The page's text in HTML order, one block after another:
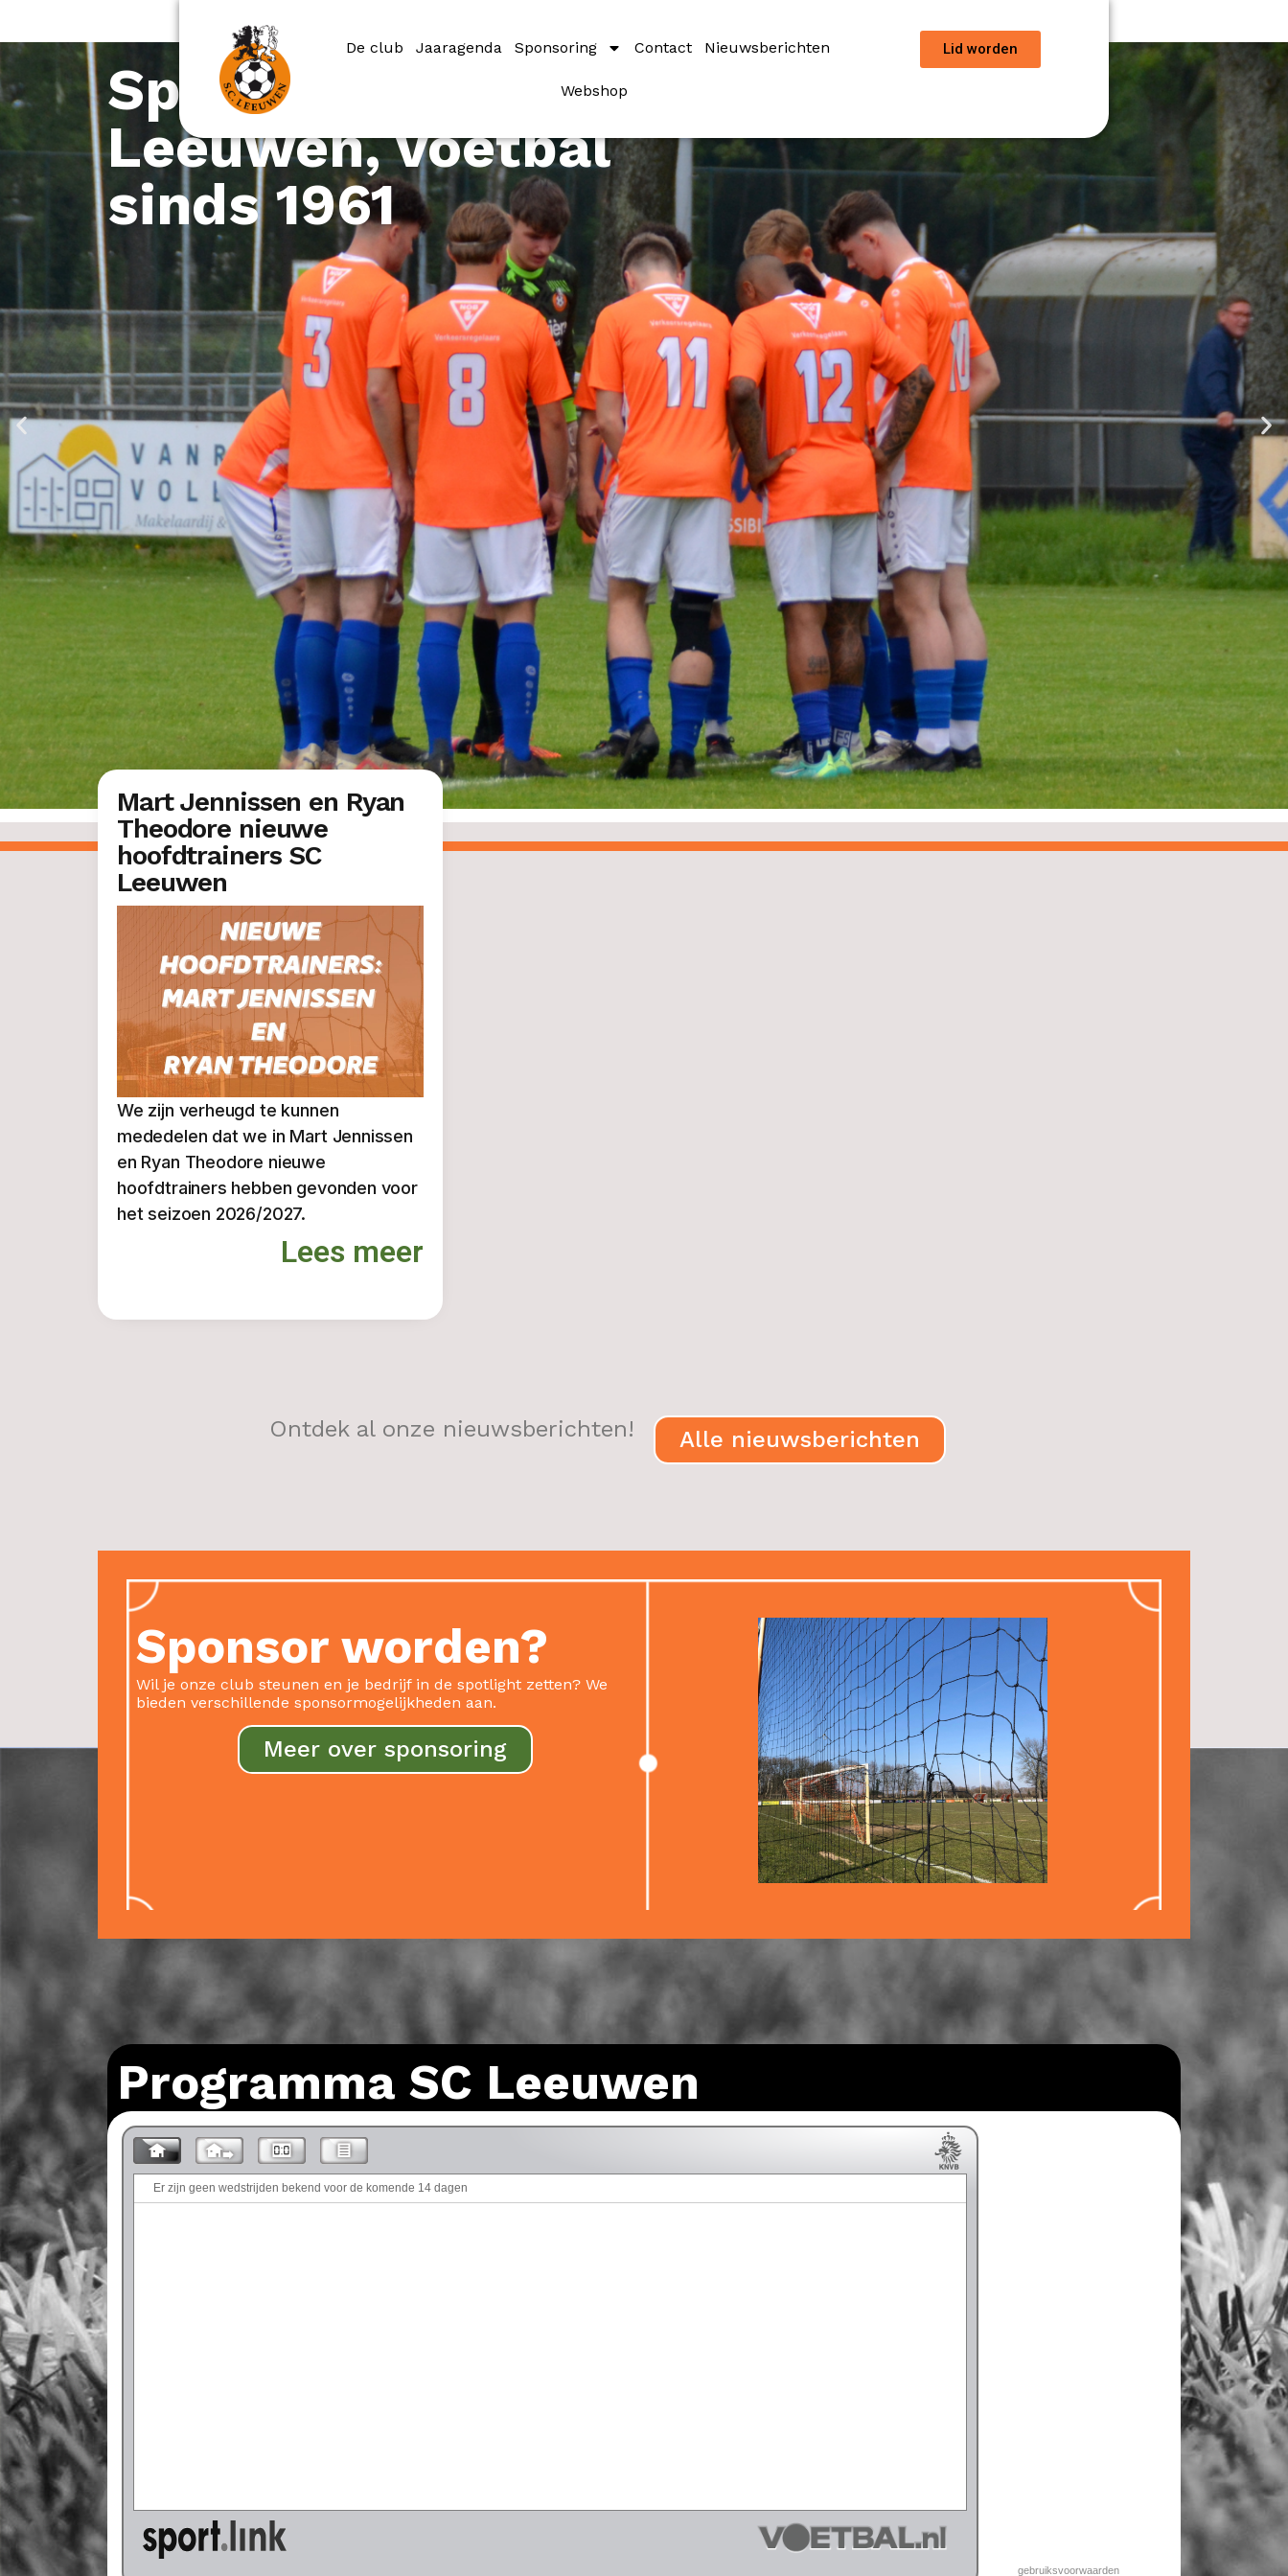
Lid worden
De club Jaaragenda Sponsoring Contact Nieuwsberichten
Webshop
Sportclub
Leeuwen, voetbal
sinds 1961
Mart Jennissen en Ryan
Theodore nieuwe
hoofdtrainers SC
Leeuwen
We zijn verheugd te kunnen
mededelen dat we in Mart Jennissen
en Ryan Theodore nieuwe
hoofdtrainers hebben gevonden voor
het seizoen 2026/2027.
Lees meer
Ontdek al onze nieuwsberichten! Alle nieuwsberichten
Sponsor worden?
Wil je onze club steunen en je bedrijf in de spotlight zetten? We
bieden verschillende sponsormogelijkheden aan.
Meer over sponsoring
Programma SC Leeuwen